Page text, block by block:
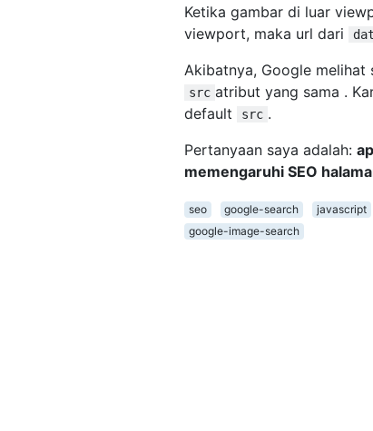
Ketika gambar di luar
viewport, maka url dari
Akibatnya, Google melihat
src atribut yang sama .
default
src .
Pertanyaan saya adalah:
memengaruhi SEO
seo google-search javascript
google-image-search